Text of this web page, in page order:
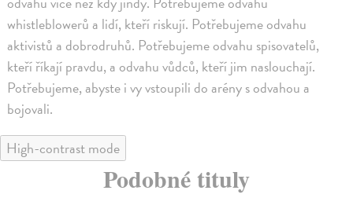
whistleblowerů a lidí, kteří riskují. Potřebujeme odvahu
aktivistů a dobrodruhů. Potřebujeme odvahu spisovatelů,
kteří říkají pravdu, a odvahu vůdců, kteří jim naslouchají.
Potřebujeme, abyste i vy vstoupili do arény s odvahou a
bojovali.
High-contrast mode
Podobné tituly